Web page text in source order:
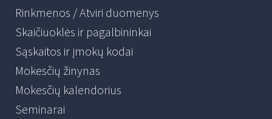
Rinkmenos / Atviri duomenys
Skaičiuoklės ir pagalbininkai
Sąskaitos ir įmokų kodai
Mokesčių žinynas
Mokesčių kalendorius
Seminarai